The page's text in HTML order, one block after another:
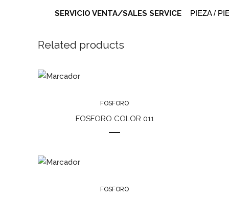
SERVICIO VENTA/SALES SERVICE PIEZA /
Related products
FOSFORO
FOSFORO COLOR 011
FOSFORO